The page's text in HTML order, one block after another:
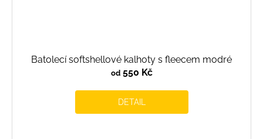
Batolecí softshellové kalhoty s fleecem modré
od550 Kč
DETAIL